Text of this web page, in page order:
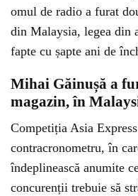
omul de radio a furat
din Malaysia, legea din
fapte cu șapte ani de
Mihai Găinușă a
magazin, în
Competiția Asia
contracronometru, în
îndeplinească anumite
concurenții trebuie să